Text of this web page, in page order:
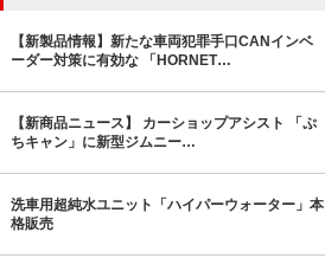
【新製品情報】新たな車両犯罪手口CANインベ
ーダー対策に有効な 「HORNET…
【新商品ニュース】 カーショップアシスト 「ぷ
ちキャン」に新型ジムニー…
洗車用超純水ユニット「ハイパーウォーター」本
格販売